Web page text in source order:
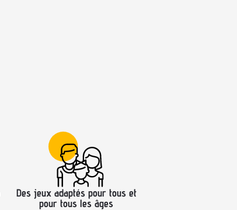
Des jeux adaptés pour tous et
pour tous les âges